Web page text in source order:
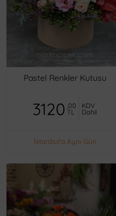
Pastel Renkler Kutusu
3120 ,00
TL
KDV
Dahil
İstanbul'a Aynı Gün